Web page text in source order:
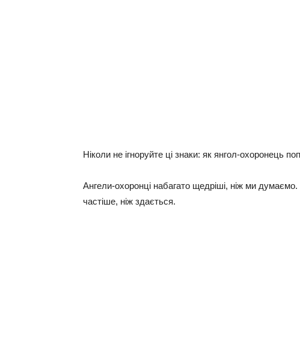
Ніколи не ігноруйте ці знаки: як янгол-охоронець
Ангели-охоронці набагато щедріші, ніж ми
частіше, ніж здається.